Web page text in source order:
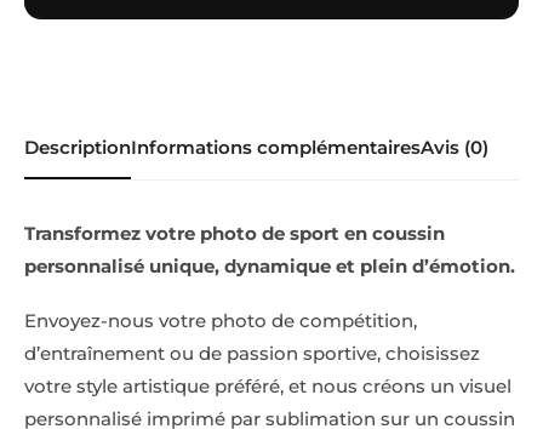
DescriptionInformations complémentairesAvis (0)
Transformez votre photo de sport en coussin
personnalisé unique, dynamique et plein d’émotion.
Envoyez-nous votre photo de compétition,
d’entraînement ou de passion sportive, choisissez
votre style artistique préféré, et nous créons un visuel
personnalisé imprimé par sublimation sur un coussin